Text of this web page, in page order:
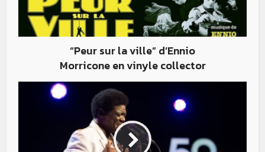
“Peur sur la ville” d’Ennio
Morricone en vinyle collector